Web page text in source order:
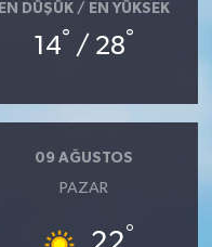
EN DÜŞÜK / EN YÜKSEK
14° / 28°
09 AĞUSTOS
PAZAR
°